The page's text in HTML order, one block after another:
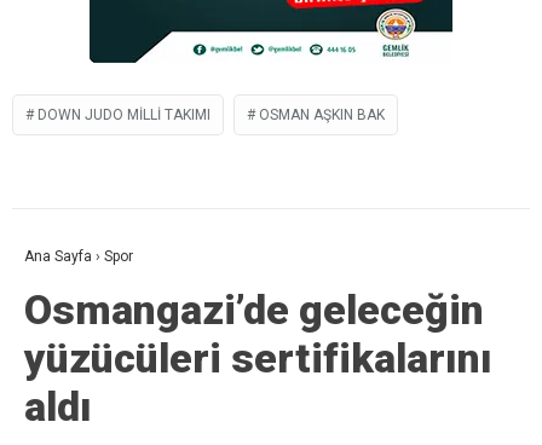
DOWN JUDO MILLI TAKIMI OSMAN AŞKIN BAK
Ana Sayfa › Spor
Osmangazi’de geleceğin
yüzücüleri sertifikalarını
aldı